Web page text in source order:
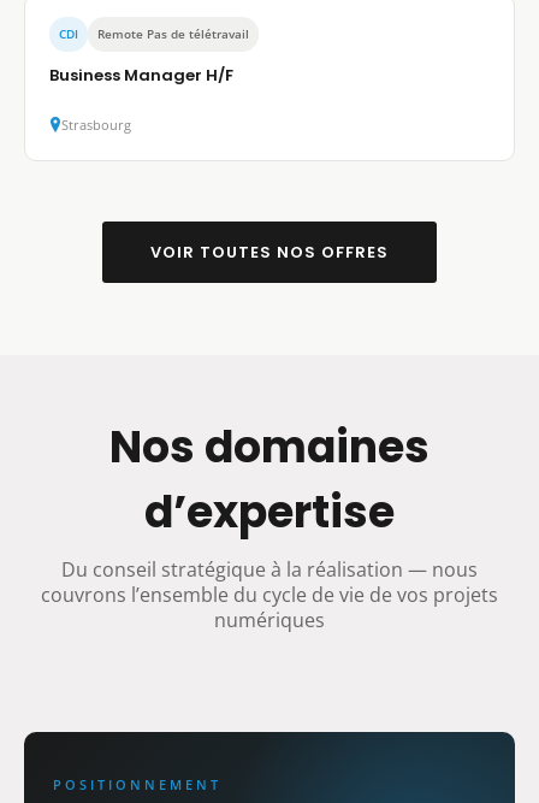
CDI Remote Pas de télétravail
Business Manager H/F
Strasbourg
VOIR TOUTES NOS OFFRES
Nos domaines
d’expertise
Du conseil stratégique à la réalisation — nous
couvrons l’ensemble du cycle de vie de vos projets
numériques
POSITIONNEMENT